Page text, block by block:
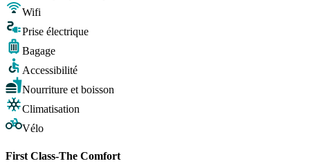
Wifi
Prise électrique
Bagage
Accessibilité
Nourriture et boisson
Climatisation
Vélo
First Class-The Comfort